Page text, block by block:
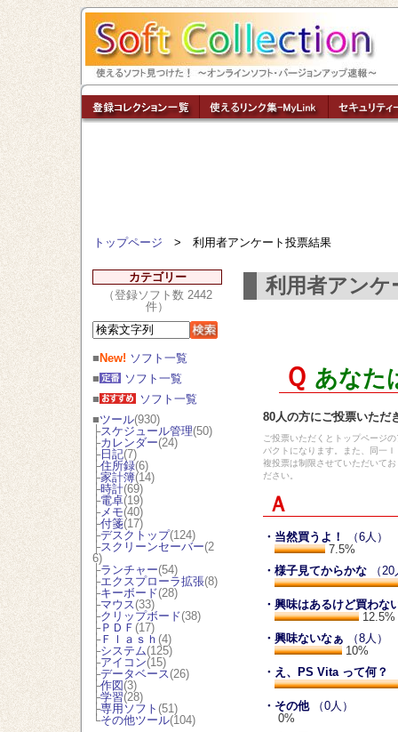
トップページ > 利用者アンケート投票結果
カテゴリー
（登録ソフト数 2442
件）
■ New! ソフト一覧
■
ソフト一覧
■
ソフト一覧
■ツール(930)
├スケジュール管理(50)
├カレンダー(24)
├日記(7)
├住所録(6)
├家計簿(14)
├時計(69)
├電卓(19)
├メモ(40)
├付箋(17)
├デスクトップ(124)
├スクリーンセーバー(2
6)
├ランチャー(54)
├エクスプローラ拡張(8)
├キーボード(28)
├マウス(33)
├クリップボード(38)
├ＰＤＦ (17)
├Ｆｌａｓｈ (4)
├システム(125)
├アイコン(15)
├データベース(26)
├作図 (3)
├学習(28)
├専用ソフト (51)
└その他ツール(104)
利用者アンケ
Ｑ あなた
80人の方にご投票いただ
ご投票いただくとトップページ
パクトになります。また、同一
複投票は制限させていただいて
ださい。
Ａ
・当然買うよ！
（6人）
7.5%
・様子見てからかな（20
・興味はあるけど買わな
12.5%
・興味ないなぁ （8人）
10%
・え、PS Vita って何？
・その他（0人）
0%